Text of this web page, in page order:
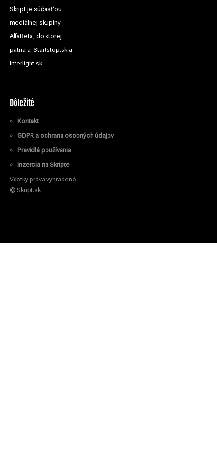
Skript je súčasťou
mediálnej skupiny
AlfaBeta, do ktorej
patria aj Startstop.sk a
Interlight.sk
Dôležité
Kontakt
GDPR a ochrana osobných údajov
Pravidlá používania
Inzercia na Skripte
Všetky práva vyhradené
© Skript.sk